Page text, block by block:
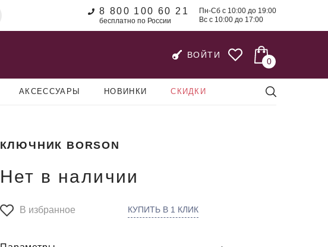
8 800 100 60 21
бесплатно по России
Пн-Сб с 10:00 до 19:00
Вс с 10:00 до 17:00
ВОЙТИ
0
АКСЕССУАРЫ НОВИНКИ СКИДКИ
КЛЮЧНИК BORSON
Нет в наличии
В избранное КУПИТЬ В 1 КЛИК